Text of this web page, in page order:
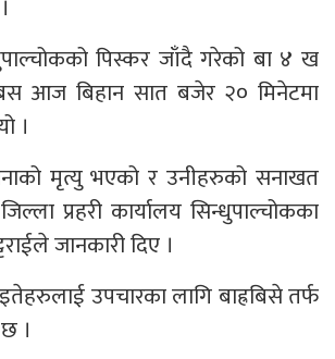
पिस्कर जाँदै गरेको बा ४ ख
आज बिहान सात बजेर २० मिनेटमा
।
मृत्यु भएको र उनीहरुको सनाखत
प्रहरी कार्यालय सिन्धुपाल्चोकका
जानकारी दिए ।
उपचारका लागि बाह्रबिसे तर्फ
।